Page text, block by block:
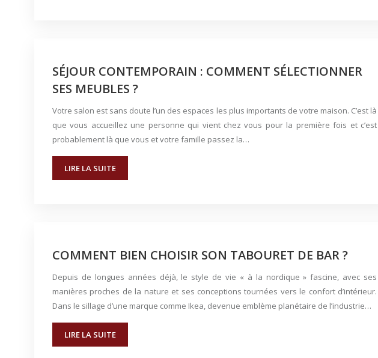
SÉJOUR CONTEMPORAIN : COMMENT SÉLECTIONNER
SES MEUBLES ?
Votre salon est sans doute l’un des espaces les plus importants de votre maison. C’est là
que vous accueillez une personne qui vient chez vous pour la première fois et c’est
probablement là que vous et votre famille passez la…
LIRE LA SUITE
COMMENT BIEN CHOISIR SON TABOURET DE BAR ?
Depuis de longues années déjà, le style de vie « à la nordique » fascine, avec ses
manières proches de la nature et ses conceptions tournées vers le confort d’intérieur.
Dans le sillage d’une marque comme Ikea, devenue emblème planétaire de l’industrie…
LIRE LA SUITE